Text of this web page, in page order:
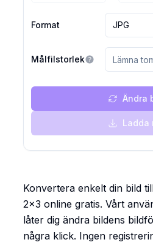
Format JPG
Målfilstorlek
Ändra
Ladda
Konvertera enkelt din bild
2x3 online gratis. Vårt
låter dig ändra bildens
några klick. Ingen